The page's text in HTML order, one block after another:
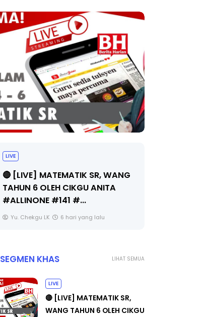
LIVE
🔴 [LIVE] MATEMATIK SR, WANG
TAHUN 6 OLEH CIKGU ANITA
#ALLINONE #141 #...
Yu. Chekgu LK 6 hari yang lalu
LIHAT SEMUA
SEGMEN KHAS
LIVE
🔴 [LIVE] MATEMATIK SR,
WANG TAHUN 6 OLEH CIKGU